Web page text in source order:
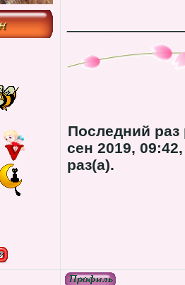
Последний
сен 2019,
раз(а).